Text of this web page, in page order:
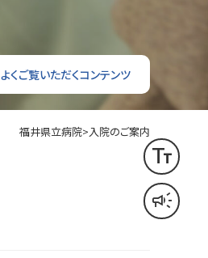
福井県立病院>入院のご案内
よくご覧いただくコンテンツ
text_fields
文字サイズ変更
campaign
音声読み上げ